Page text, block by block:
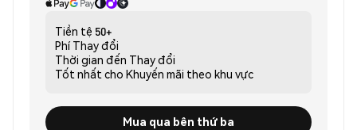
Tiền tệ 50+
Phí Thay đổi
Thời gian đến Thay đổi
Tốt nhất cho Khuyến mãi theo khu vực
Mua qua bên thứ ba